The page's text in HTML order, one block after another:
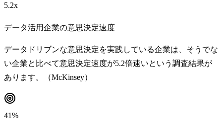
5.2x
データ活用企業の意思決定速度
データドリブンな意思決定を実践している企業は、そうでな
い企業と比べて意思決定速度が5.2倍速いという調査結果が
あります。（McKinsey）
41%